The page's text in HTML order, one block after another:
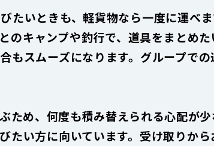
たいときも、軽貨物なら一度に運べ
のキャンプや釣行で、道具をまとめ
もスムーズになります。グループで
ため、何度も積み替えられる心配が
たい方に向いています。受け取りか